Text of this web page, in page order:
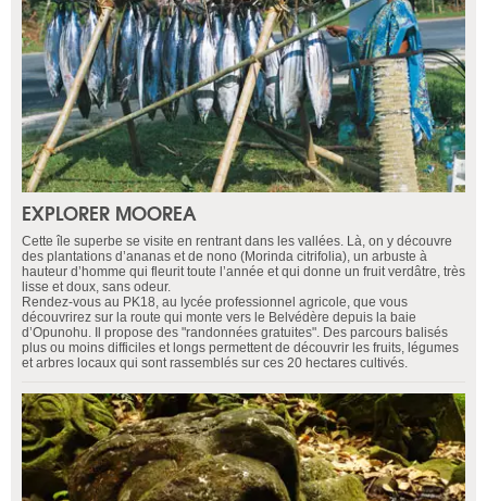
EXPLORER MOOREA
Cette île superbe se visite en rentrant dans les vallées. Là, on y découvre
des plantations d’ananas et de nono (Morinda citrifolia), un arbuste à
hauteur d’homme qui fleurit toute l’année et qui donne un fruit verdâtre, très
lisse et doux, sans odeur.
Rendez-vous au PK18, au lycée professionnel agricole, que vous
découvrirez sur la route qui monte vers le Belvédère depuis la baie
d’Opunohu. Il propose des "randonnées gratuites". Des parcours balisés
plus ou moins difficiles et longs permettent de découvrir les fruits, légumes
et arbres locaux qui sont rassemblés sur ces 20 hectares cultivés.